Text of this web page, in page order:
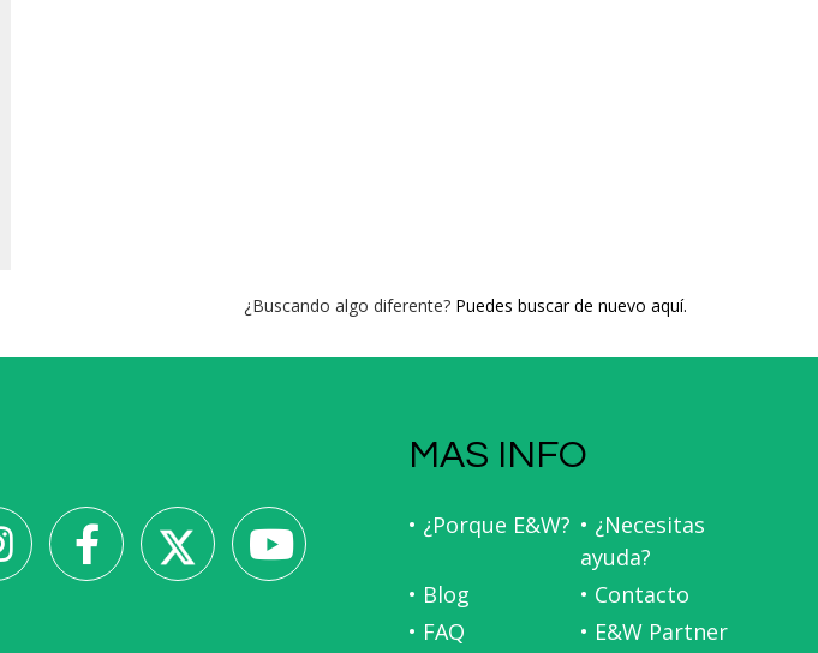
¿Buscando algo diferente? Puedes buscar de nuevo aquí.
MAS INFO
• ¿Porque E&W? • ¿Necesitas
ayuda?
• Blog
• Contacto
• FAQ
• E&W Partner